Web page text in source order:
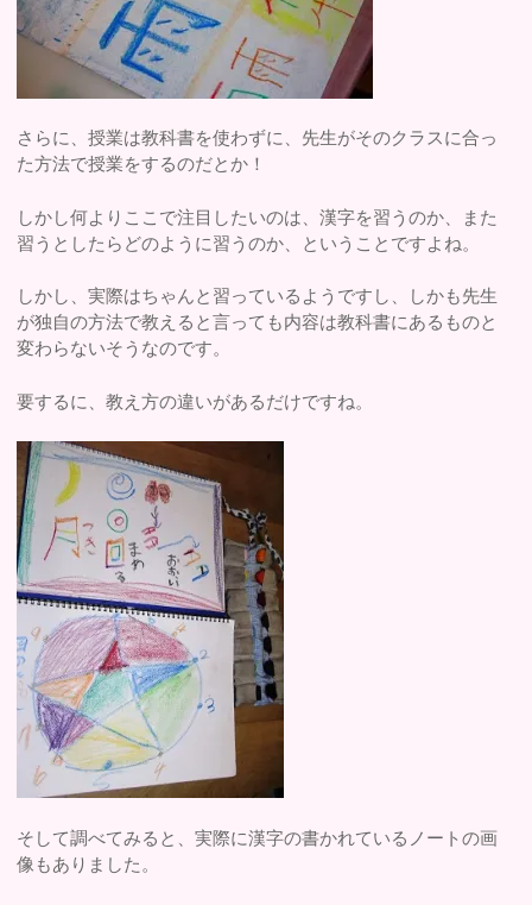
さらに、授業は教科書を使わずに、先生がそのクラスに合っ
た方法で授業をするのだとか！
しかし何よりここで注目したいのは、漢字を習うのか、また
習うとしたらどのように習うのか、ということですよね。
しかし、実際はちゃんと習っているようですし、しかも先生
が独自の方法で教えると言っても内容は教科書にあるものと
変わらないそうなのです。
要するに、教え方の違いがあるだけですね。
そして調べてみると、実際に漢字の書かれているノートの画
像もありました。